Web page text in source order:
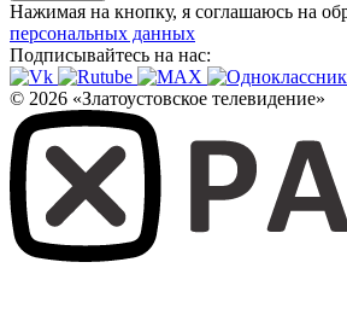
Нажимая на кнопку, я соглашаюсь на
персональных данных
Подписывайтесь на нас:
© 2026 «Златоустовское телевидение»